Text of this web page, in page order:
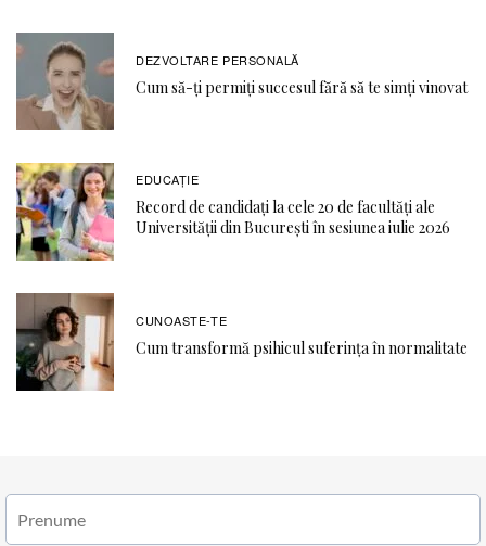
DEZVOLTARE PERSONALĂ
Cum să-ți permiți succesul fără să te simți vinovat
EDUCAŢIE
Record de candidați la cele 20 de facultăți ale
Universității din București în sesiunea iulie 2026
CUNOASTE-TE
Cum transformă psihicul suferința în normalitate